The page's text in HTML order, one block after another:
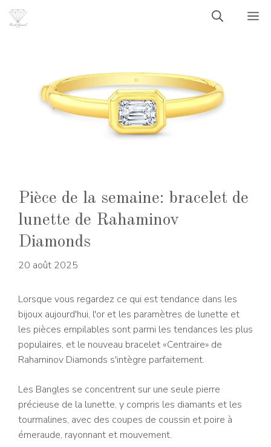
Aller
Pièce de la semaine: bracelet de
lunette de Rahaminov
Diamonds
20 août 2025
Lorsque vous regardez ce qui est tendance dans les
bijoux aujourd'hui, l'or et les paramètres de lunette et
les pièces empilables sont parmi les tendances les plus
populaires, et le nouveau bracelet «Centraire» de
Rahaminov Diamonds s'intègre parfaitement.
Les Bangles se concentrent sur une seule pierre
précieuse de la lunette, y compris les diamants et les
tourmalines, avec des coupes de coussin et poire à
émeraude, rayonnant et mouvement.